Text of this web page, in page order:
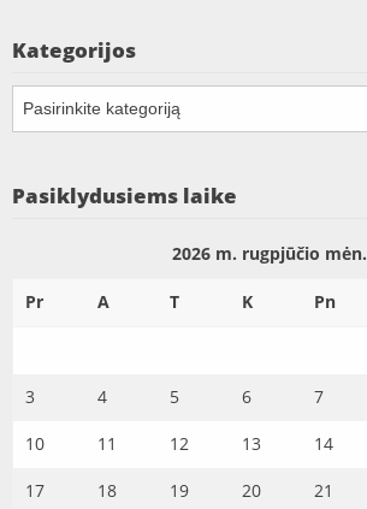
Kategorijos
Kategorijos
Pasiklydusiems laike
2026 m. rugpjūčio mėn.
Pr A T K Pn
3 4 5 6 7
10 11 12 13 14
17 18 19 20 21